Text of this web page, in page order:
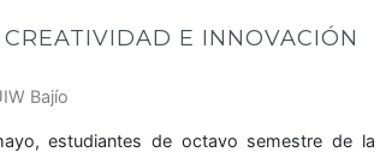
E INNOVACIÓN
Bajío
estudiantes de octavo semestre de la